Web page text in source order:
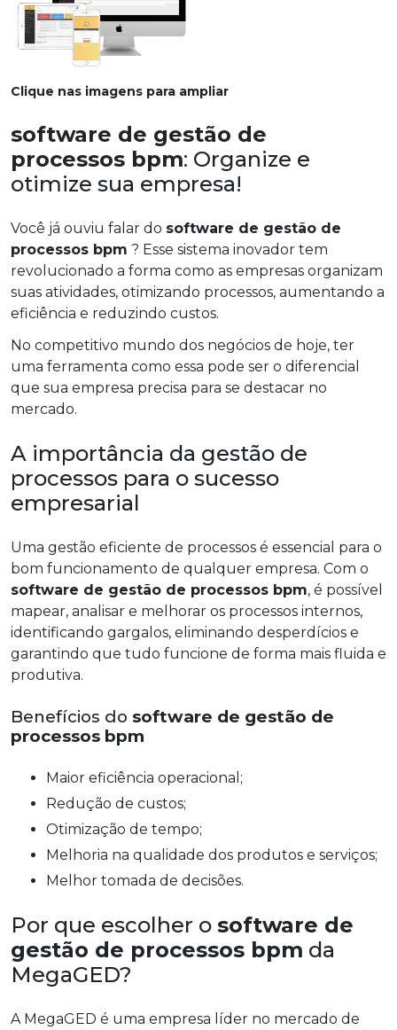
Clique nas imagens para ampliar
software de gestão de
processos bpm: Organize e
otimize sua empresa!
Você já ouviu falar do software de gestão de
processos bpm ? Esse sistema inovador tem
revolucionado a forma como as empresas organizam
suas atividades, otimizando processos, aumentando a
eficiência e reduzindo custos.
No competitivo mundo dos negócios de hoje, ter
uma ferramenta como essa pode ser o diferencial
que sua empresa precisa para se destacar no
mercado.
A importância da gestão de
processos para o sucesso
empresarial
Uma gestão eficiente de processos é essencial para o
bom funcionamento de qualquer empresa. Com o
software de gestão de processos bpm, é possível
mapear, analisar e melhorar os processos internos,
identificando gargalos, eliminando desperdícios e
garantindo que tudo funcione de forma mais fluida e
produtiva.
Benefícios do software de gestão de
processos bpm
Maior eficiência operacional;
Redução de custos;
Otimização de tempo;
Melhoria na qualidade dos produtos e serviços;
Melhor tomada de decisões.
Por que escolher o software de
gestão de processos bpm da
MegaGED?
A MegaGED é uma empresa líder no mercado de